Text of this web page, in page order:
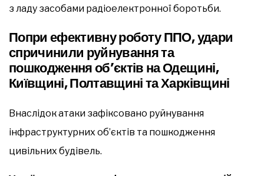
з ладу засобами радіоелектронної боротьби.
Попри ефективну роботу ППО, удари
спричинили руйнування та
пошкодження об’єктів на Одещині,
Київщині, Полтавщині та Харківщині
Внаслідок атаки зафіксовано руйнування
інфраструктурних об’єктів та пошкодження
цивільних будівель.